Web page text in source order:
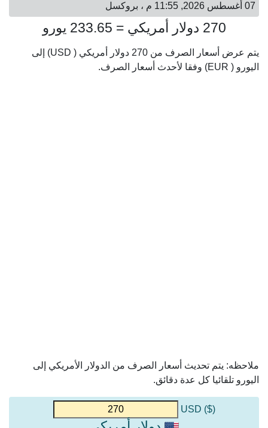
07 أغسطس 2026, 11:55 م ، بروكسل
270 دولار أمريكي = 233.65 يورو
يتم عرض أسعار الصرف من 270 دولار أمريكي ( USD) إلى
اليورو ( EUR) وفقا لأحدث أسعار الصرف.
ملاحظه: يتم تحديث أسعار الصرف من الدولار الأمريكي إلى
اليورو تلقائيا كل عدة دقائق.
($) USD